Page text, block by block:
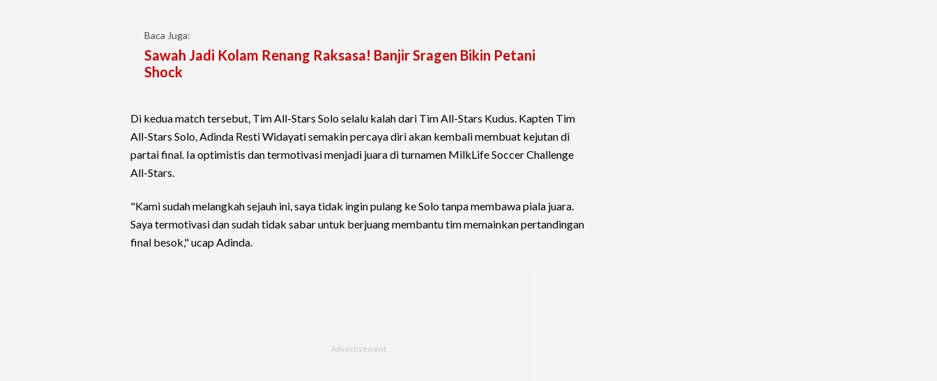
Baca Juga:
Sawah Jadi Kolam Renang Raksasa! Banjir Sragen Bikin Petani
Shock
Di kedua match tersebut, Tim All-Stars Solo selalu kalah dari Tim All-Stars Kudus. Kapten Tim
All-Stars Solo, Adinda Resti Widayati semakin percaya diri akan kembali membuat kejutan di
partai final. Ia optimistis dan termotivasi menjadi juara di turnamen MilkLife Soccer Challenge
All-Stars.
"Kami sudah melangkah sejauh ini, saya tidak ingin pulang ke Solo tanpa membawa piala juara.
Saya termotivasi dan sudah tidak sabar untuk berjuang membantu tim memainkan pertandingan
final besok," ucap Adinda.